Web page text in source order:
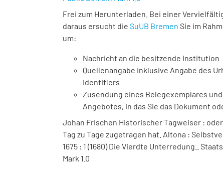
Frei zum Herunterladen. Bei einer
daraus ersucht die SuUB Bremen Sie im
um:
Nachricht an die besitzende Institution
Quellenangabe inklusive Angabe des
Identifiers
Zusendung eines Belegexemplares
Angebotes, in das Sie das Dokument
Johan Frischen Historischer Tagweiser :
Tag zu Tage zugetragen hat. Altona :
1675 : 1 (1680) Die Vierdte Unterredung..
Mark 1.0